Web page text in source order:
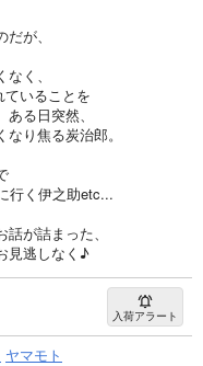
が、
く、
いることを
る日突然、
り焦る炭治郎。
行く伊之助etc...
が詰まった、
見逃しなく♪
入荷アラート
ヤマモト